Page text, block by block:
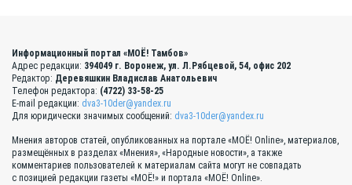
Информационный портал «МОЁ! Тамбов»
Адрес редакции: 394049 г. Воронеж, ул. Л.Рябцевой, 54, офис 202
Редактор: Деревяшкин Владислав Анатольевич
Телефон редактора: (4722) 33-58-25
E-mail редакции: dva3-10der@yandex.ru
Для юридически значимых сообщений: dva3-10der@yandex.ru
Мнения авторов статей, опубликованных на портале «МОЁ! Online», материалов,
размещённых в разделах «Мнения», «Народные новости», а также
комментариев пользователей к материалам сайта могут не совпадать
с позицией редакции газеты «МОЁ!» и портала «МОЁ! Online».